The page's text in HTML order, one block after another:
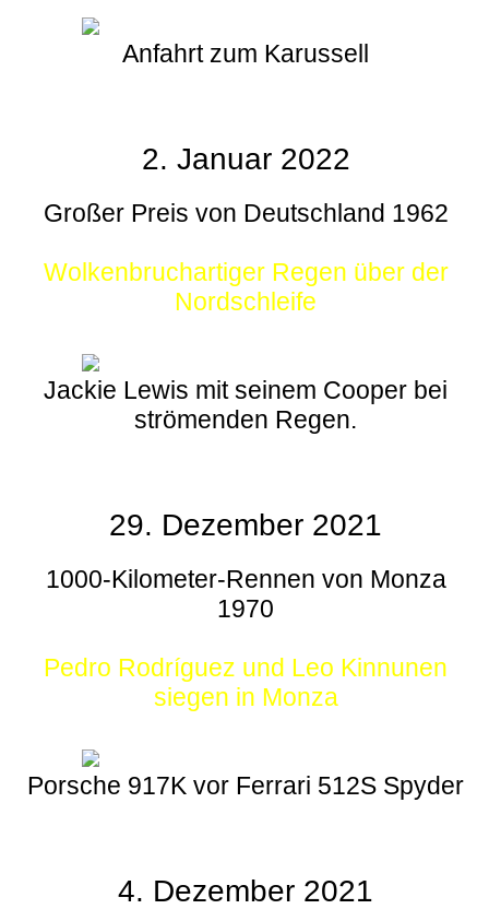
Anfahrt zum Karussell
2. Januar 2022
Großer Preis von Deutschland 1962
Wolkenbruchartiger Regen über der
Nordschleife
Jackie Lewis mit seinem Cooper bei
strömenden Regen.
29. Dezember 2021
1000-Kilometer-Rennen von Monza
1970
Pedro Rodríguez und Leo Kinnunen
siegen in Monza
Porsche 917K vor Ferrari 512S Spyder
4. Dezember 2021